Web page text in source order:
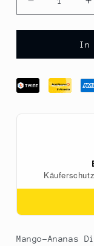
Verringere
die
Menge
Mango-
Direktsaft,
Granar,
In
Mango-